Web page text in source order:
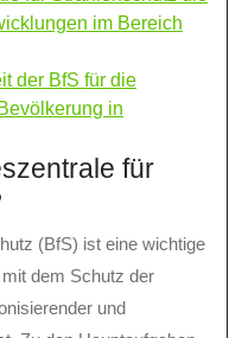
im Bereich
der BfS für die
in
für
(BfS) ist eine wichtige
dem Schutz der
und